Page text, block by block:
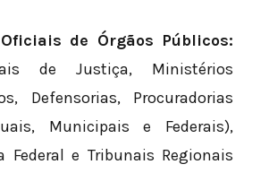
de Órgãos Públicos:
de Justiça, Ministérios
Defensorias, Procuradorias
Municipais e Federais),
Federal e Tribunais Regionais